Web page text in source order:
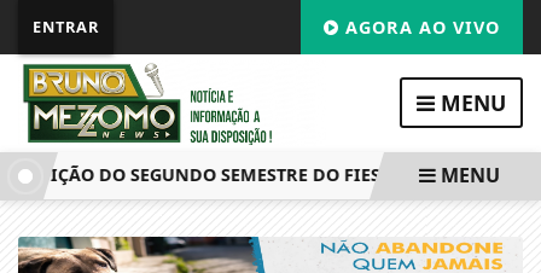
ENTRAR AGORA AO VIVO
MENU
DO SEGUNDO SEMESTRE DO FIES 2026 TERMINAM
MENU